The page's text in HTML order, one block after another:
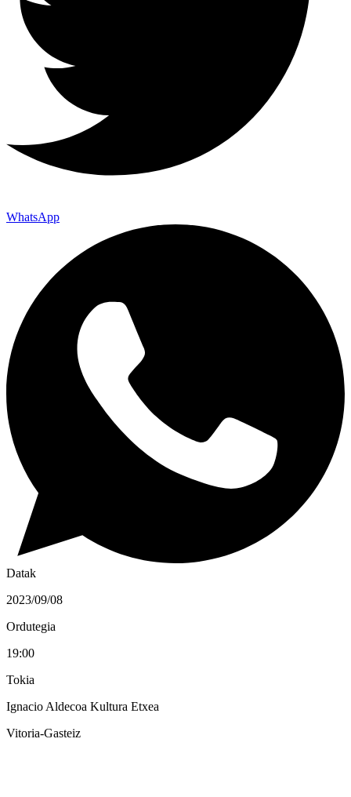
WhatsApp
Datak
2023/09/08
Ordutegia
19:00
Tokia
Ignacio Aldecoa Kultura Etxea
Vitoria-Gasteiz